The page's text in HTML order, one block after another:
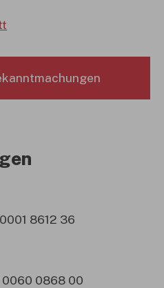
8612 36
0060 0868 00